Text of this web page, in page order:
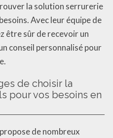
la solution serrurerie
Avec leur équipe de
être sûr de recevoir un
conseil personnalisé pour
de choisir la
pour vos besoins en
de nombreux